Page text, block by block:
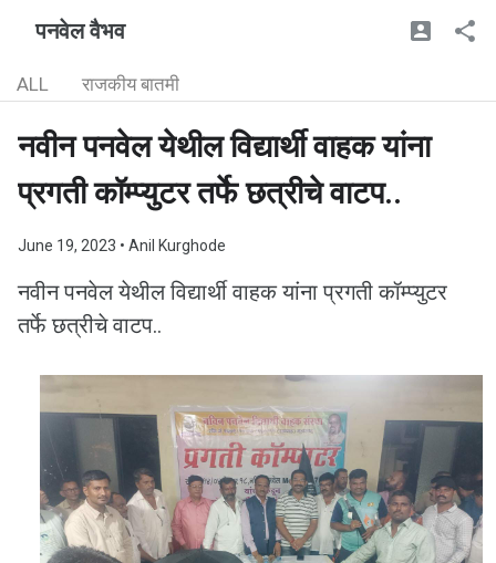
पनवेल वैभव
ALL राजकीय बातमी
नवीन पनवेल येथील विद्यार्थी वाहक यांना
प्रगती कॉम्प्युटर तर्फे छत्रीचे वाटप..
June 19, 2023 • Anil Kurghode
नवीन पनवेल येथील विद्यार्थी वाहक यांना प्रगती कॉम्प्युटर
तर्फे छत्रीचे वाटप..